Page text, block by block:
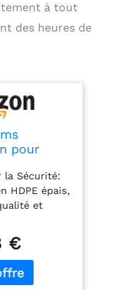
à tout
des heures de
pour
Basket et
en
pour
Gris
la Sécurité:
HDPE épais,
et
toboggan
est
testé
et
€